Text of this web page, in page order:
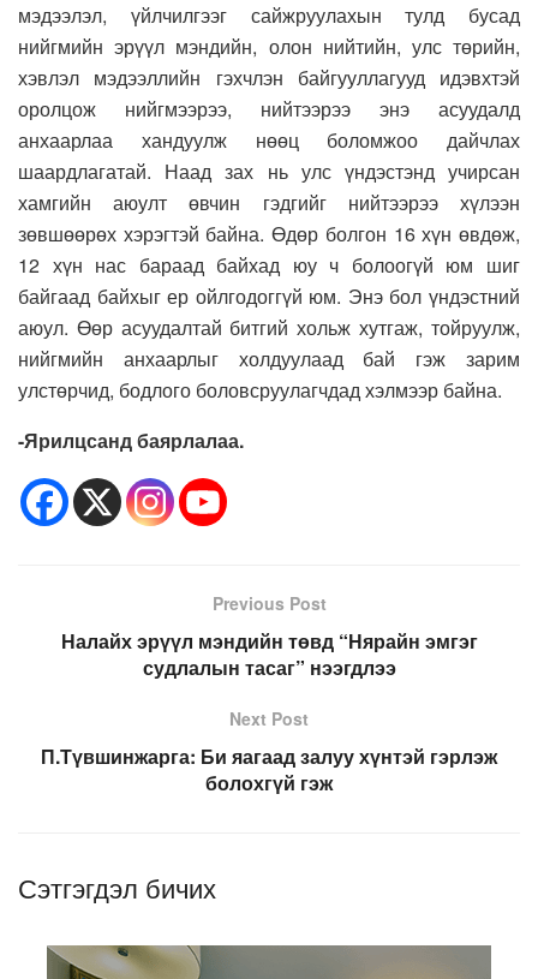
мэдээлэл, үйлчилгээг сайжруулахын тулд бусад
нийгмийн эрүүл мэндийн, олон нийтийн, улс төрийн,
хэвлэл мэдээллийн гэхчлэн байгууллагууд идэвхтэй
оролцож нийгмээрээ, нийтээрээ энэ асуудалд
анхаарлаа хандуулж нөөц боломжоо дайчлах
шаардлагатай. Наад зах нь улс үндэстэнд учирсан
хамгийн аюулт өвчин гэдгийг нийтээрээ хүлээн
зөвшөөрөх хэрэгтэй байна. Өдөр болгон 16 хүн өвдөж,
12 хүн нас бараад байхад юу ч болоогүй юм шиг
байгаад байхыг ер ойлгодоггүй юм. Энэ бол үндэстний
аюул. Өөр асуудалтай битгий хольж хутгаж, тойруулж,
нийгмийн анхаарлыг холдуулаад бай гэж зарим
улстөрчид, бодлого боловсруулагчдад хэлмээр байна.
-Ярилцсанд баярлалаа.
Previous Post
Налайх эрүүл мэндийн төвд “Нярайн эмгэг
судлалын тасаг” нээгдлээ
Next Post
П.Түвшинжарга: Би яагаад залуу хүнтэй гэрлэж
болохгүй гэж
Сэтгэгдэл бичих